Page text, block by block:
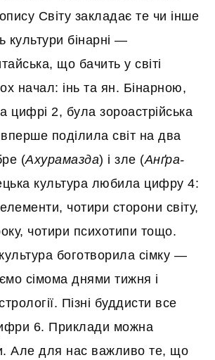
Світу закладає те чи інше
культури бінарні —
що бачить у світі
начал: інь та ян. Бінарною,
цифрі 2, була зороастрійська
поділила світ на два
(Ахурамазда) і зле (Анґра-
культура любила цифру 4:
чотири сторони світу,
чотири психотипи тощо.
боготворила сімку —
сімома днями тижня і
Пізні буддисти все
6. Приклади можна
Але для нас важливо те, що